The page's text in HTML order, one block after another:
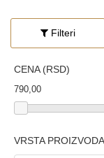
Filteri
CENA (RSD)
790,00
VRSTA PROIZVODA